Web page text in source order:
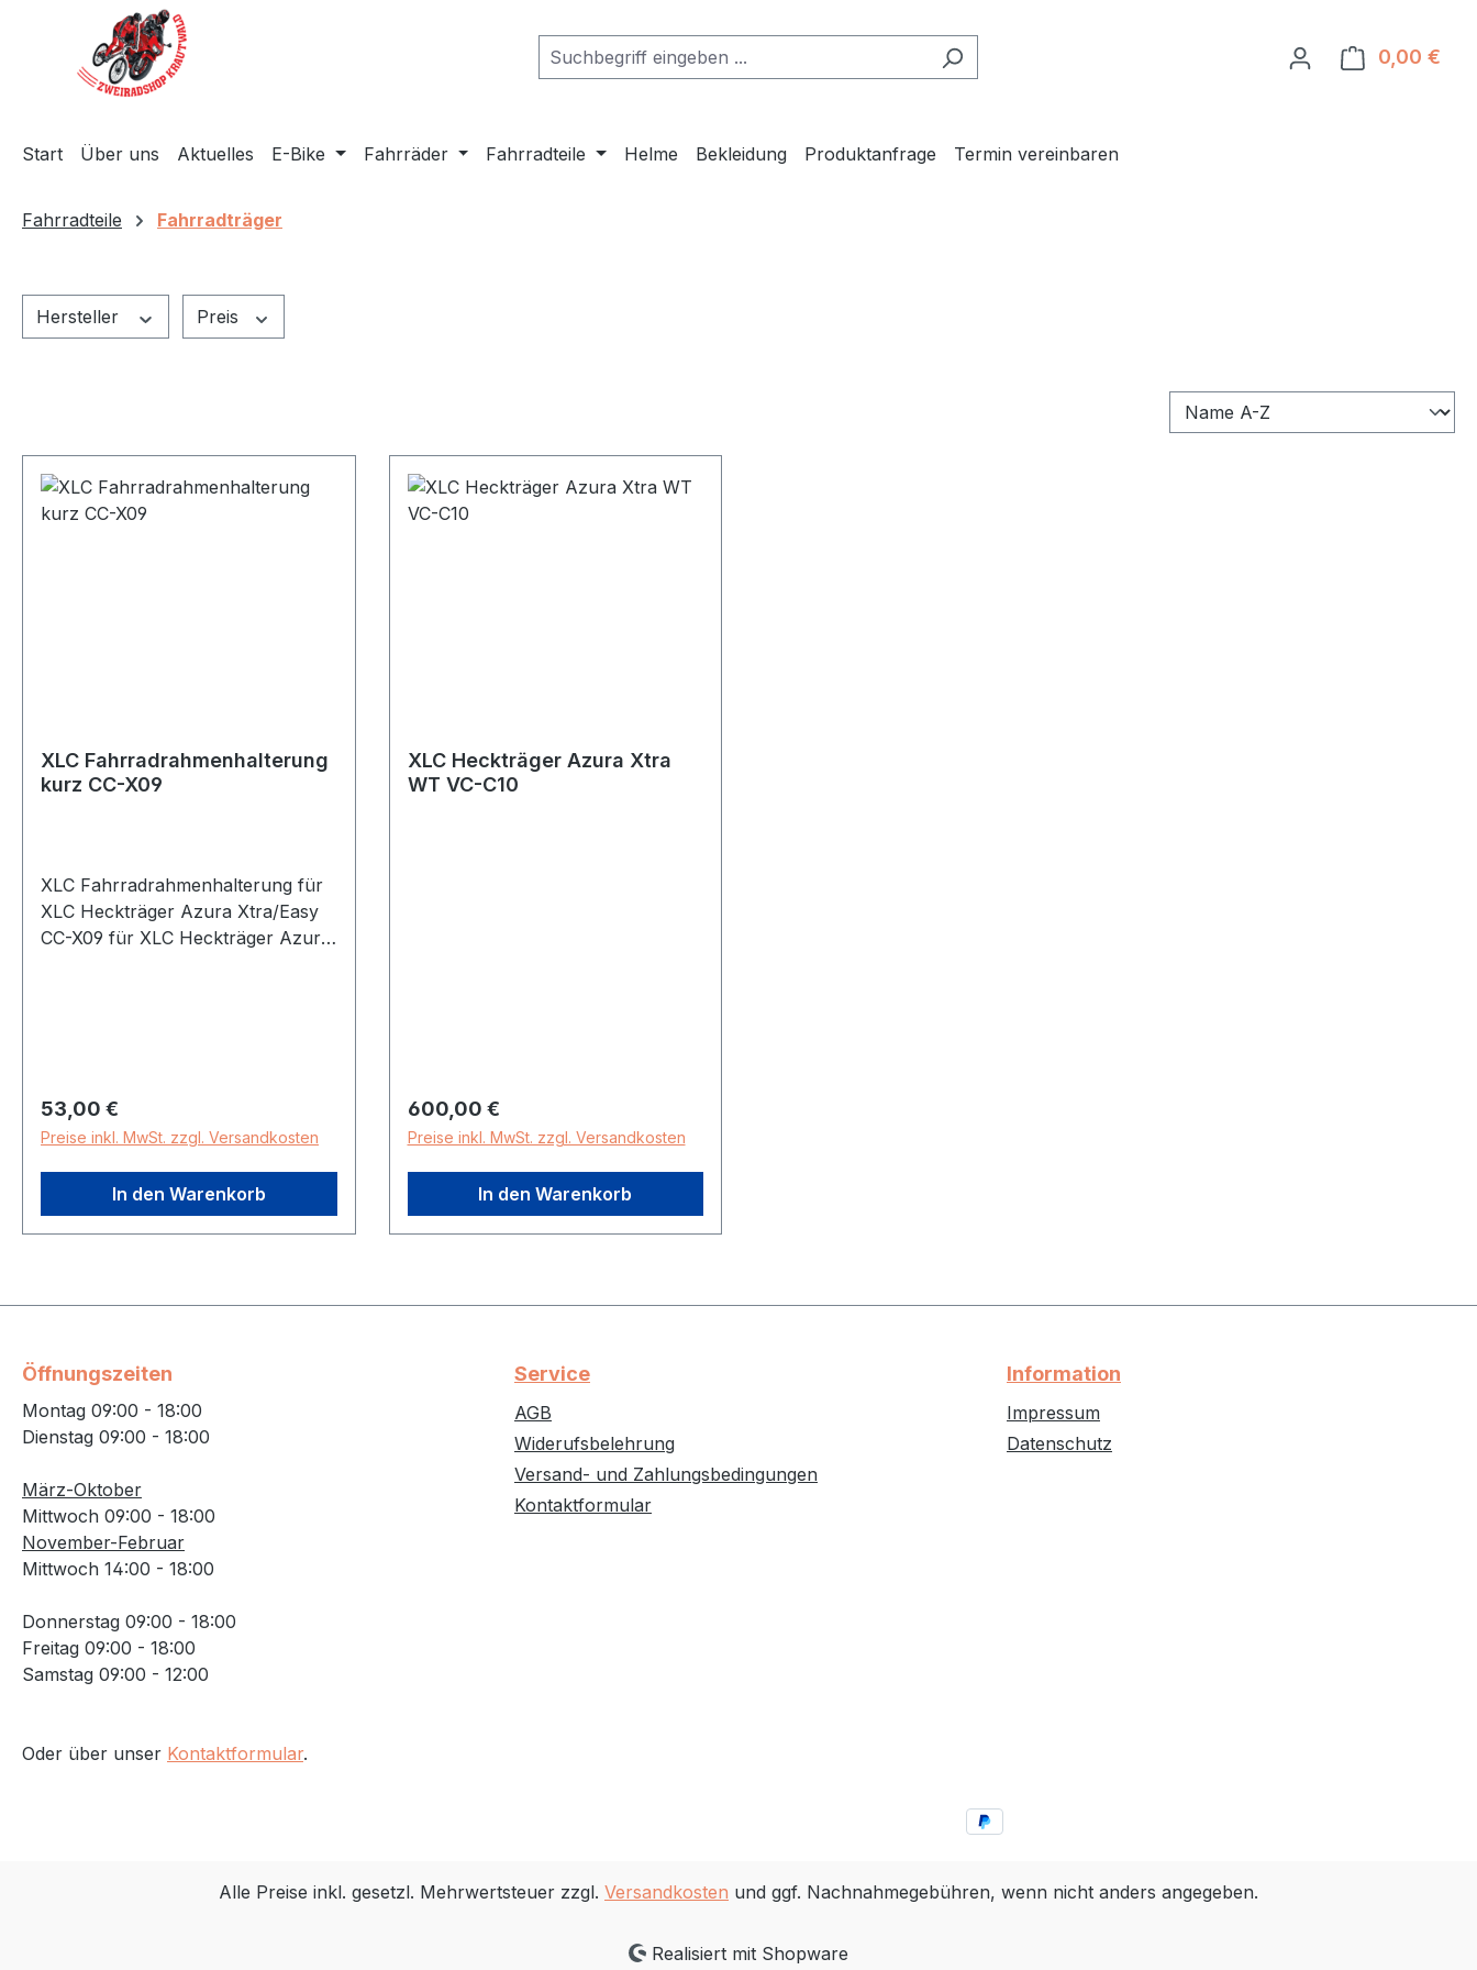
Hauptinhalt springen
Zur Suche springen
Zur Hauptnavigation springen
0,00 €
Start Über uns Aktuelles E-Bike Fahrräder Fahrradteile Helme Bekleidung Produktanfrage Termin vereinbaren
Fahrradteile Fahrradträger
Hersteller Preis
XLC Fahrradrahmenhalterung
kurz CC-X09
XLC Fahrradrahmenhalterung für
XLC Heckträger Azura Xtra/Easy
CC-X09 für XLC Heckträger Azura
Schlüsselnr. 20.
Fahrradrahmenhalterung für XLC
Heckträger Azura Xtra/Easy
Regulärer Preis:
53,00 €
Preise inkl. MwSt. zzgl. Versandkosten
In den Warenkorb
XLC Heckträger Azura Xtra
WT VC-C10
Regulärer Preis:
600,00 €
Preise inkl. MwSt. zzgl. Versandkosten
In den Warenkorb
Öffnungszeiten
Montag 09:00 - 18:00
Dienstag 09:00 - 18:00
März-Oktober
Mittwoch 09:00 - 18:00
November-Februar
Mittwoch 14:00 - 18:00
Donnerstag 09:00 - 18:00
Freitag 09:00 - 18:00
Samstag 09:00 - 12:00
Oder über unser Kontaktformular.
Service
AGB
Widerufsbelehrung
Versand- und Zahlungsbedingungen
Kontaktformular
Information
Impressum
Datenschutz
Alle Preise inkl. gesetzl. Mehrwertsteuer zzgl. Versandkosten und ggf. Nachnahmegebühren, wenn nicht anders angegeben.
Realisiert mit Shopware